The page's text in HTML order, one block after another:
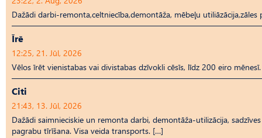
Dažādi darbi-remonta,celtniecība,demontāža, mēbeļu
Īrē
12:25, 21. Jūl, 2026
Vēlos īrēt vienistabas vai divistabas dzīvokli cēsīs, līdz 200 eiro mēnesī.
Citi
21:43, 13. Jūl, 2026
Dažādi saimnieciskie un remonta darbi, demontāža-utilizācija,
pagrabu tīrīšana. Visa veida transports. […]